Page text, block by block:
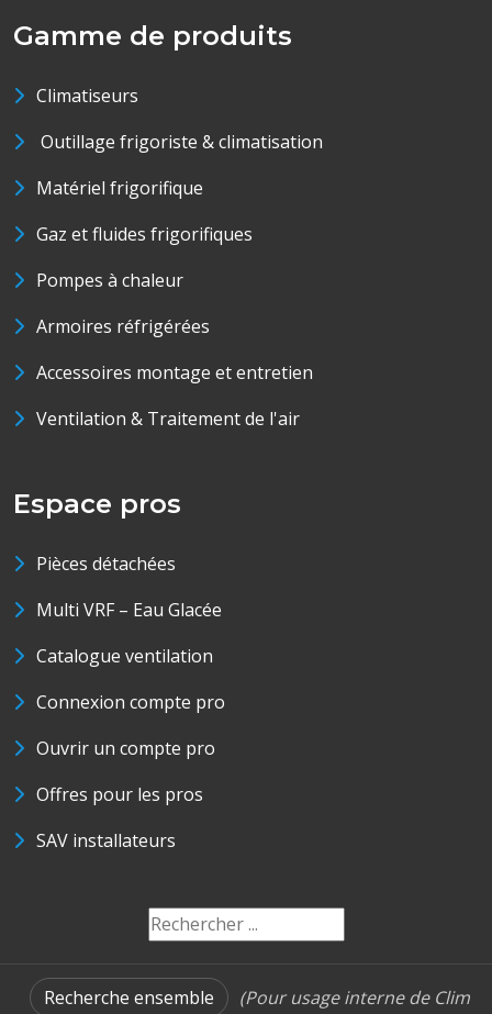
Gamme de produits
Climatiseurs
Outillage frigoriste & climatisation
Matériel frigorifique
Gaz et fluides frigorifiques
Pompes à chaleur
Armoires réfrigérées
Accessoires montage et entretien
Ventilation & Traitement de l'air
Espace pros
Pièces détachées
Multi VRF – Eau Glacée
Catalogue ventilation
Connexion compte pro
Ouvrir un compte pro
Offres pour les pros
SAV installateurs
Recherche ensemble (Pour usage interne de Clim